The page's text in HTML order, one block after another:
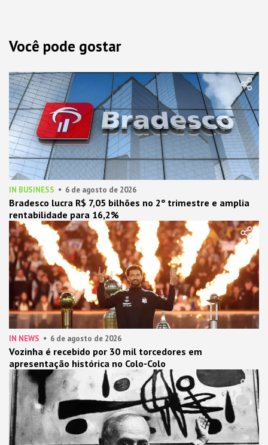
Você pode gostar
IN BUSINESS 6 de agosto de 2026
Bradesco lucra R$ 7,05 bilhões no 2º trimestre e amplia
rentabilidade para 16,2%
IN NEWS 6 de agosto de 2026
Vozinha é recebido por 30 mil torcedores em
apresentação histórica no Colo-Colo